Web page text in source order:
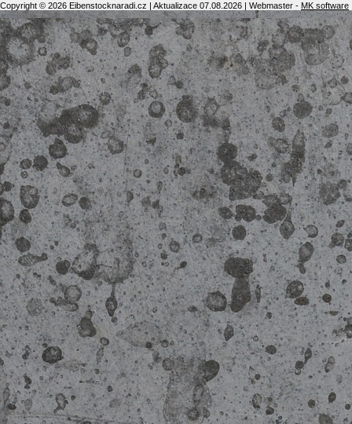
Copyright © 2026 Eibenstocknaradi.cz | Aktualizace 07.08.2026 | Webmaster - MK software